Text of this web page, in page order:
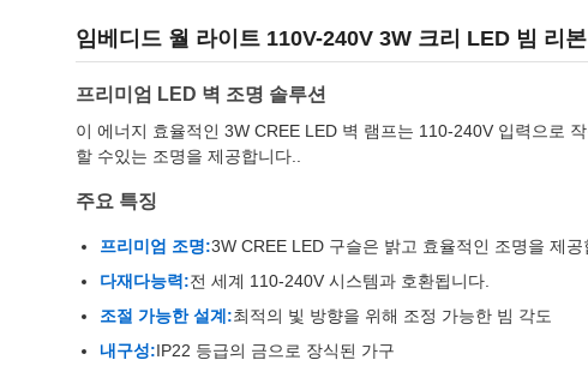
임베디드 월 라이트 110V-240V 3W 크리 LED 빔 리
프리미엄 LED 벽 조명 솔루션
이 에너지 효율적인 3W CREE LED 벽 램프는 110-240V 입력으로
할 수있는 조명을 제공합니다..
주요 특징
프리미엄 조명:3W CREE LED 구슬은 밝고 효율적인 조명을 제공
다재다능력:전 세계 110-240V 시스템과 호환됩니다.
조절 가능한 설계:최적의 빛 방향을 위해 조정 가능한 빔 각도
내구성:IP22 등급의 금으로 장식된 가구